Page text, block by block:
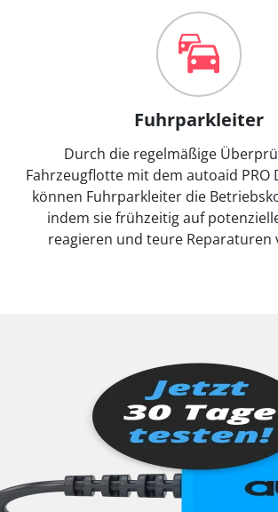
Fuhrparkleiter
Durch die regelmäßige
Fahrzeugflotte mit dem autoaid PRO
können Fuhrparkleiter die
indem sie frühzeitig auf
reagieren und teure Reparaturen